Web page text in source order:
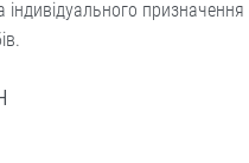
індивідуального призначення